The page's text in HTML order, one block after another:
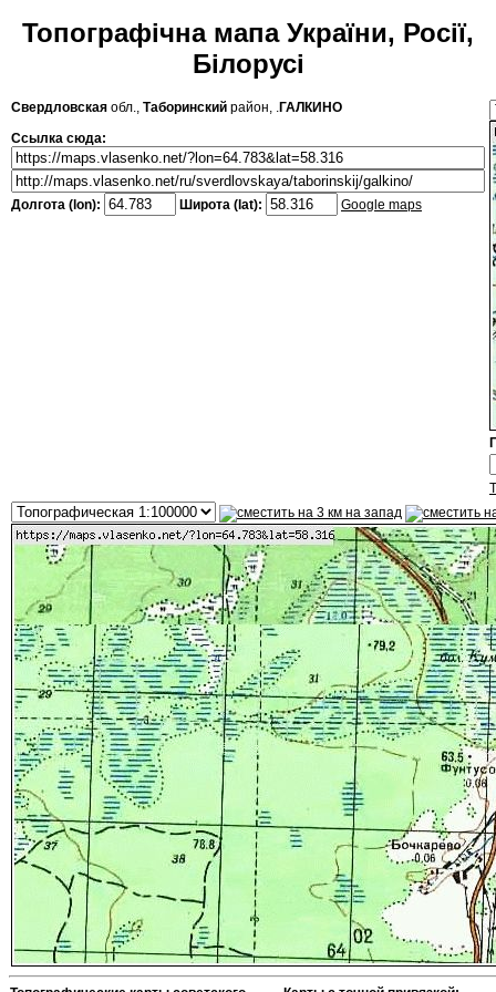
Топографічна мапа України, Росії,
Білорусі
Свердловская обл., Таборинский район, .ГАЛКИНО
Ссылка сюда:
Долгота (lon): Широта (lat): Google maps